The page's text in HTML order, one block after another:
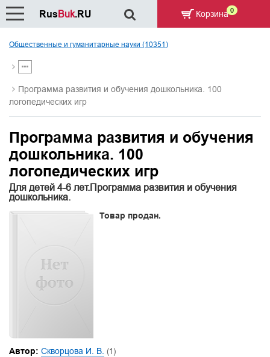
Общественные и гуманитарные науки (10351)
Программа развития и обучения дошкольника. 100
логопедических игр
Программа развития и обучения
дошкольника. 100
логопедических игр
Для детей 4-6 лет.Программа развития и обучения
дошкольника.
Товар продан.
Автор: Скворцова И. В. (1)
RusBuk.RU Корзина 0